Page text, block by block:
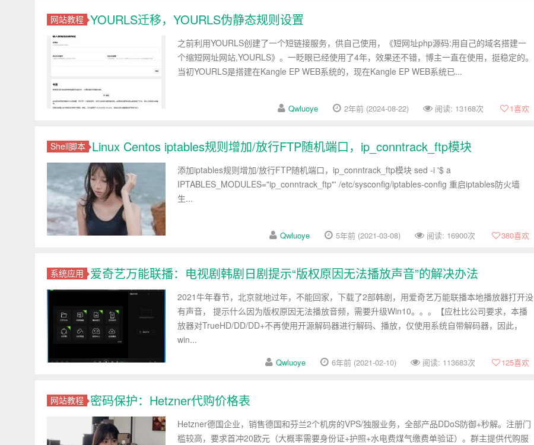
网站教程 YOURLS迁移，YOURLS伪静态规则设置
之前利用YOURLS创建了一个短链接服务，供自己使用，《短网址php源码:用自己的域名搭建一
个缩短网址网站,YOURLS》。一眨眼已经使用了4年，效果还不错，博主一直在使用，挺稳定的。
当初YOURLS是搭建在Kangle EP WEB系统的，现在Kangle EP WEB系统已...
Qwluoye 2年前 (2024-08-22) 阅读: 13168次 1喜欢
Shell脚本 Linux Centos iptables规则增加/放行FTP随机端口，ip_conntrack_ftp模块
添加iptables规则增加/放行FTP随机端口，ip_conntrack_ftp模块 sed -i '$ a
IPTABLES_MODULES="ip_conntrack_ftp"' /etc/sysconfig/iptables-config 重启iptables防火墙
生...
Qwluoye 5年前 (2021-03-08) 阅读: 16900次 380喜欢
系统应用 爱奇艺万能联播：电视剧韩剧日剧提示“版权原因无法播放声音”的解决办法
2021牛年春节，北京就地过年，不能回家，下载了2部韩剧，用爱奇艺万能联播本地播放器打开没
有声音， 提示什么因为版权原因无法播放音频，需要升级Win10。。。【应杜比公司要求，本播
放器对TrueHD/DD/DD+不再使用开源解码器进行解码、播放，仅使用系统自带解码器，因此，
win...
Qwluoye 6年前 (2021-02-10) 阅读: 113683次 125喜欢
网站教程 密码保护：Hetzner代购价格表
Hetzner德国企业，销售德国和芬兰2个机房的VPS/独服业务，全部产品DDoS防御+秒解。注册门
槛较高，要求首冲20欧元（大概率需要身份证+护照+水电费煤气缴费单验证）。群主提供代购服